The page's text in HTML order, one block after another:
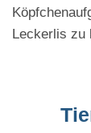
Leckerlis zu